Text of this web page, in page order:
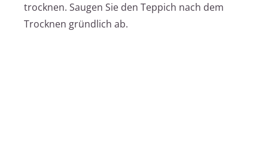
trocknen. Saugen Sie den Teppich nach dem
Trocknen gründlich ab.